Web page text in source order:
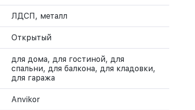
ЛДСП, металл
Открытый
для дома, для гостиной, для
спальни, для балкона, для кладовки,
для гаража
Anvikor